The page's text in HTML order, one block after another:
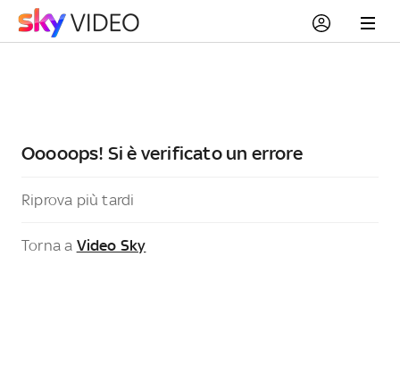
Ooooops! Si è verificato un errore
Riprova più tardi
Torna a Video Sky